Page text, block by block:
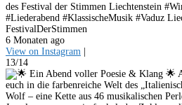
des Festival der Stimmen Liechtenstein
#Liederabend #KlassischeMusik #Vaduz
FestivalDerStimmen
6 Monaten ago
View on Instagram |
13/14